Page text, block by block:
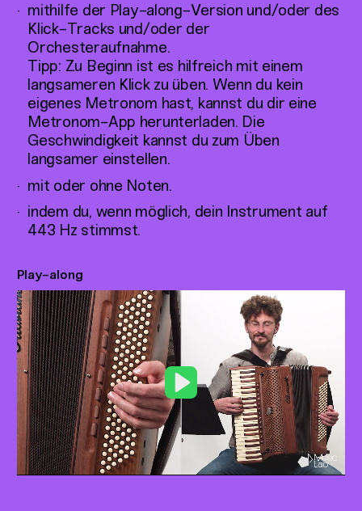
mithilfe der Play-along-Version und/oder des
Klick-Tracks und/oder der
Orchesteraufnahme.
Tipp: Zu Beginn ist es hilfreich mit einem
langsameren Klick zu üben. Wenn du kein
eigenes Metronom hast, kannst du dir eine
Metronom-App herunterladen. Die
Geschwindigkeit kannst du zum Üben
langsamer einstellen.
mit oder ohne Noten.
indem du, wenn möglich, dein Instrument auf
443 Hz stimmst.
Play-along
Play